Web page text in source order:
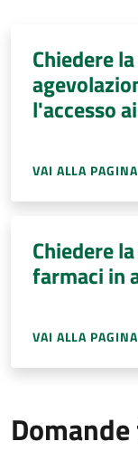
Chiedere
l'accesso
VAI ALLA PAGINA
Chiedere
farmaci in
VAI ALLA PAGINA